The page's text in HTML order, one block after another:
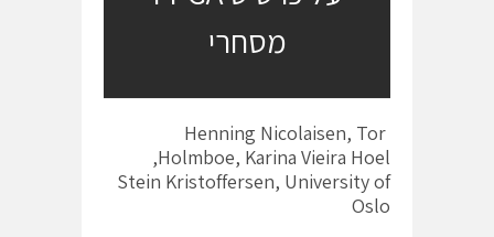
מסחרי
Henning Nicolaisen, Tor
Holmboe, Karina Vieira Hoel,
Stein Kristoffersen, University of
Oslo